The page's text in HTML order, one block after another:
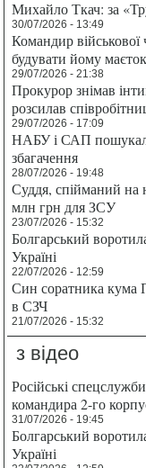
Михайло Ткач: за
30/07/2026 - 13:49
Командир
будувати йому маєток
29/07/2026 - 21:38
Прокурор знімав
розсилав
29/07/2026 - 17:09
НАБУ і САП
збагачення
28/07/2026 - 19:48
Суддя, спійманий на
млн грн для ЗСУ
23/07/2026 - 15:32
Болгарський
Україні
22/07/2026 - 12:59
Син соратника кума
в СЗЧ
21/07/2026 - 15:32
з відео
Російські
командира 2-го
31/07/2026 - 19:45
Болгарський
Україні